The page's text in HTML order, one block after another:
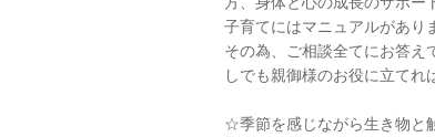
子育てにはマニュアルがあり
その為、ご相談全てにお答
しでも親御様のお役に立てれ
☆季節を感じながら生き物と